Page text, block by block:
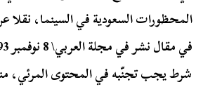
المحظورات السعودية في السينما، نقلا
شرط يجب تجنّبه في المحتوى المرئي،